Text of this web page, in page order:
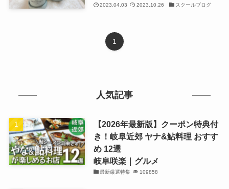
2023.04.03 2023.10.26 スクールブログ
1
人気記事
【2026年最新版】クーポン特典付
き！岐阜近郊 ヤナ&鮎料理 おすす
め 12選
岐阜咲楽｜グルメ
最新厳選特集 109858